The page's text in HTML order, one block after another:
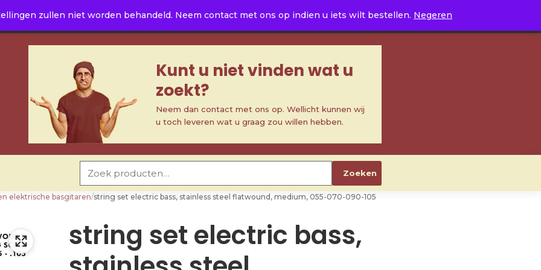
zullen niet worden behandeld. Neem contact met ons op indien u iets wilt bestellen. Negeren
Kunt u niet vinden wat u
zoekt?
Neem dan contact met ons op. Wellicht kunnen wij
u toch leveren wat u graag zou willen hebben.
Zoeken
elektrische basgitaren/string set electric bass, stainless steel flatwound, medium, 055-070-090-105
string set electric bass,